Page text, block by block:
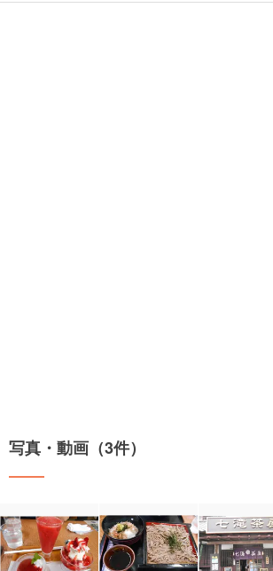
写真・動画（3件）